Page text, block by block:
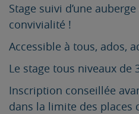
Stage suivi d’une
convivialité !
Accessible à tous, ados,
Le stage tous niveaux de
Inscription conseillée
dans la limite des places